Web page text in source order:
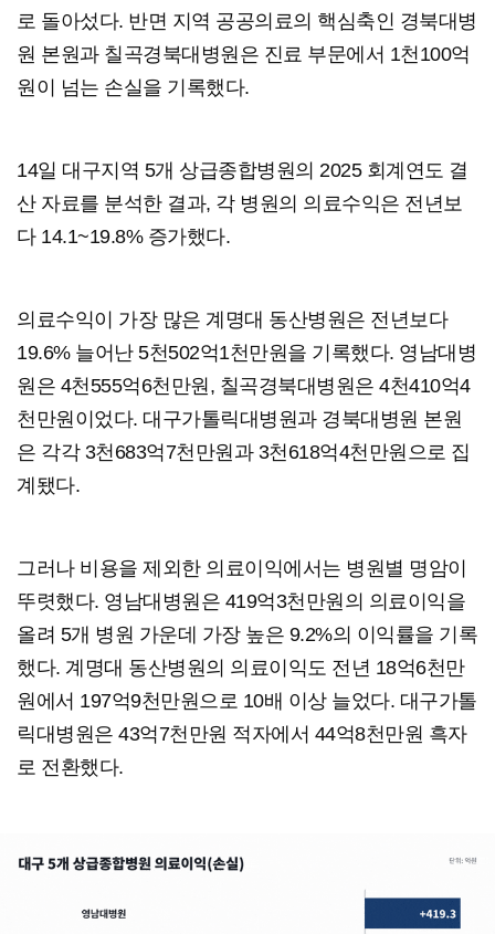
로 돌아섰다. 반면 지역 공공의료의 핵심축인 경북대병
원 본원과 칠곡경북대병원은 진료 부문에서 1천100억
원이 넘는 손실을 기록했다.
14일 대구지역 5개 상급종합병원의 2025 회계연도 결
산 자료를 분석한 결과, 각 병원의 의료수익은 전년보
다 14.1~19.8% 증가했다.
의료수익이 가장 많은 계명대 동산병원은 전년보다
19.6% 늘어난 5천502억1천만원을 기록했다. 영남대병
원은 4천555억6천만원, 칠곡경북대병원은 4천410억4
천만원이었다. 대구가톨릭대병원과 경북대병원 본원
은 각각 3천683억7천만원과 3천618억4천만원으로 집
계됐다.
그러나 비용을 제외한 의료이익에서는 병원별 명암이
뚜렷했다. 영남대병원은 419억3천만원의 의료이익을
올려 5개 병원 가운데 가장 높은 9.2%의 이익률을 기록
했다. 계명대 동산병원의 의료이익도 전년 18억6천만
원에서 197억9천만원으로 10배 이상 늘었다. 대구가톨
릭대병원은 43억7천만원 적자에서 44억8천만원 흑자
로 전환했다.